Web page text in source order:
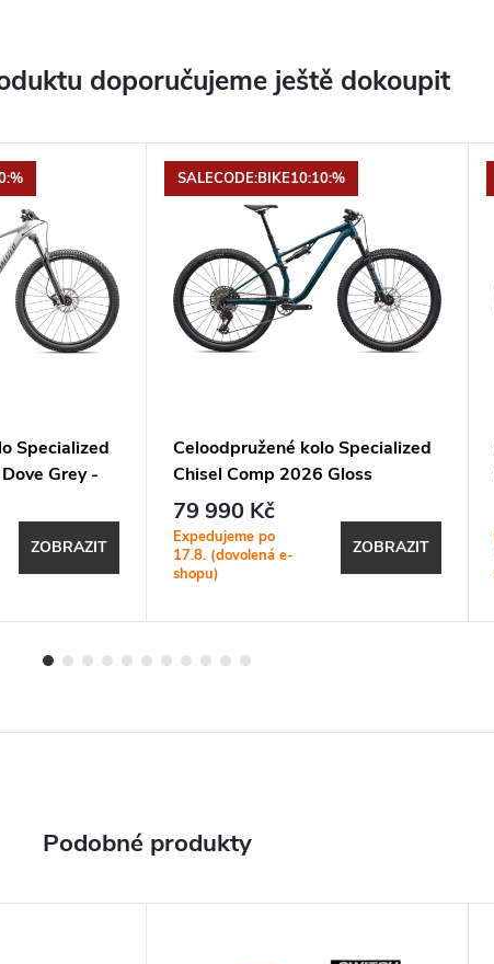
doporučujeme ještě dokoupit
Specialized
Grey -
ZOBRAZIT
SALECODE:BIKE10:10:%
Celoodpružené kolo Specialized
Chisel Comp 2026 Gloss
Emerald Metallic
79 990 Kč
Expedujeme po
17.8. (dovolená e-
shopu)
ZOBRAZIT